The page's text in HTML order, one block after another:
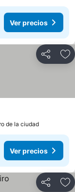
Ver precios
Compartir
de la ciudad
Ver precios
Compartir